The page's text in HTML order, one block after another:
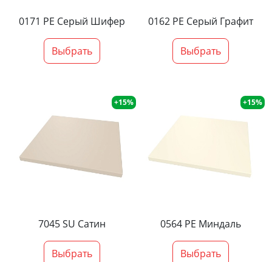
0171 PE Серый Шифер
Выбрать
0162 PE Серый Графит
Выбрать
+15%
7045 SU Сатин
Выбрать
+15%
0564 PE Миндаль
Выбрать